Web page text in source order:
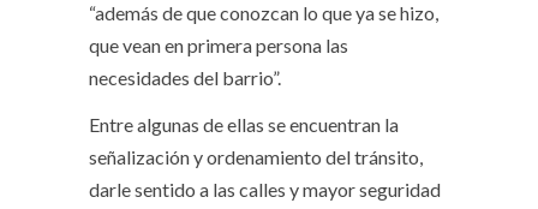
“además de que conozcan lo que ya se hizo,
que vean en primera persona las
necesidades del barrio”.
Entre algunas de ellas se encuentran la
señalización y ordenamiento del tránsito,
darle sentido a las calles y mayor seguridad